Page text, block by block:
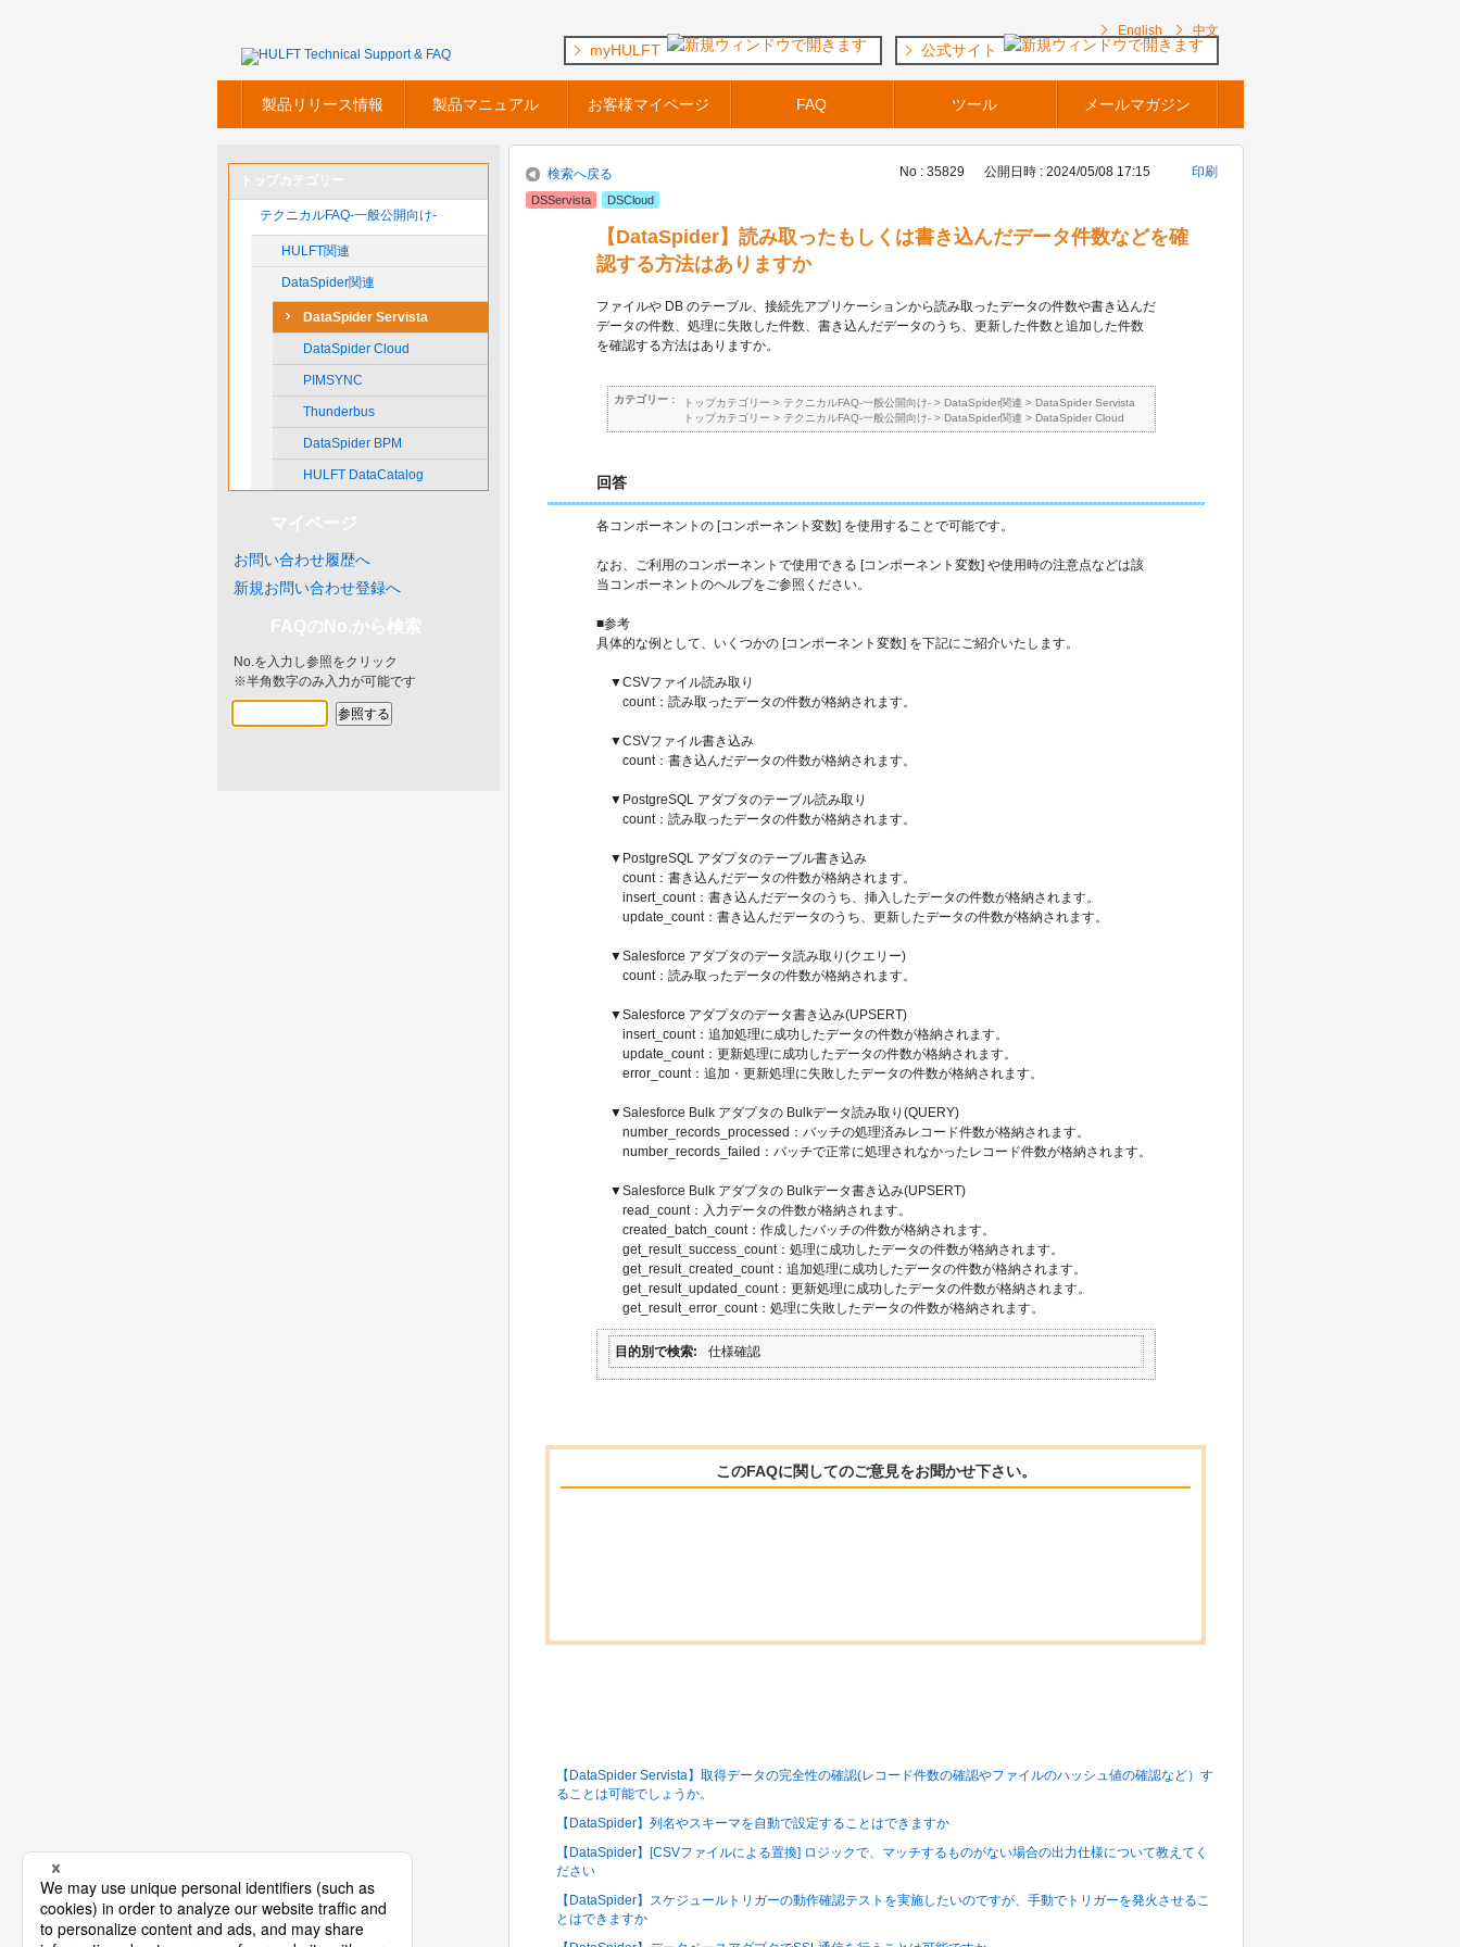
English 中文
製品リリース情報 製品マニュアル お客様マイページ FAQ ツール メールマガジン
myHULFT 公式サイト
テクニカルFAQ-一般公開向け-
HULFT関連
DataSpider関連
DataSpider Servista
DataSpider Cloud
PIMSYNC
Thunderbus
DataSpider BPM
HULFT DataCatalog
お問い合わせ履歴へ
新規お問い合わせ登録へ
No.を入力し参照をクリック
※半角数字のみ入力が可能です
検索へ戻る No : 35829 公開日時 : 2024/05/08 17:15 印刷
DSServista DSCloud
【DataSpider】読み取ったもしくは書き込んだデータ件数などを確
認する方法はありますか
ファイルや DB のテーブル、接続先アプリケーションから読み取ったデータの件数や書き込んだ
データの件数、処理に失敗した件数、書き込んだデータのうち、更新した件数と追加した件数
を確認する方法はありますか。
カテゴリー : トップカテゴリー > テクニカルFAQ-一般公開向け-> DataSpider関連 > DataSpider Servista
トップカテゴリー > テクニカルFAQ-一般公開向け-> DataSpider関連 > DataSpider Cloud
回答
各コンポーネントの [コンポーネント変数] を使用することで可能です。
なお、ご利用のコンポーネントで使用できる [コンポーネント変数] や使用時の注意点などは該
当コンポーネントのヘルプをご参照ください。
■参考
具体的な例として、いくつかの [コンポーネント変数] を下記にご紹介いたします。
▼CSVファイル読み取り
count：読み取ったデータの件数が格納されます。
▼CSVファイル書き込み
count：書き込んだデータの件数が格納されます。
▼PostgreSQL アダプタのテーブル読み取り
count：読み取ったデータの件数が格納されます。
▼PostgreSQL アダプタのテーブル書き込み
count：書き込んだデータの件数が格納されます。
insert_count：書き込んだデータのうち、挿入したデータの件数が格納されます。
update_count：書き込んだデータのうち、更新したデータの件数が格納されます。
▼Salesforce アダプタのデータ読み取り(クエリー)
count：読み取ったデータの件数が格納されます。
▼Salesforce アダプタのデータ書き込み(UPSERT)
insert_count：追加処理に成功したデータの件数が格納されます。
update_count：更新処理に成功したデータの件数が格納されます。
error_count：追加・更新処理に失敗したデータの件数が格納されます。
▼Salesforce Bulk アダプタの Bulkデータ読み取り(QUERY)
number_records_processed：バッチの処理済みレコード件数が格納されます。
number_records_failed：バッチで正常に処理されなかったレコード件数が格納されます。
▼Salesforce Bulk アダプタの Bulkデータ書き込み(UPSERT)
read_count：入力データの件数が格納されます。
created_batch_count：作成したバッチの件数が格納されます。
get_result_success_count：処理に成功したデータの件数が格納されます。
get_result_created_count：追加処理に成功したデータの件数が格納されます。
get_result_updated_count：更新処理に成功したデータの件数が格納されます。
get_result_error_count：処理に失敗したデータの件数が格納されます。
目的別で検索 仕様確認
このFAQに関してのご意見をお聞かせ下さい。
【DataSpider Servista】取得データの完全性の確認(レコード件数の確認やファイルのハッシュ値の確認など）す
ることは可能でしょうか。
【DataSpider】列名やスキーマを自動で設定することはできますか
【DataSpider】[CSVファイルによる置換] ロジックで、マッチするものがない場合の出力仕様について教えてく
ださい
【DataSpider】スケジュールトリガーの動作確認テストを実施したいのですが、手動でトリガーを発火させるこ
とはできますか